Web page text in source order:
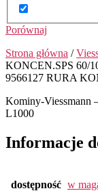
Porównaj
Strona główna /
KONCEN.SPS 60/
9566127 RURA
Kominy-Viessmann
L1000
Informacje
dostępność w